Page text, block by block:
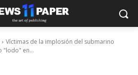
Víctimas de la implosión del submarino
"lodo" en...